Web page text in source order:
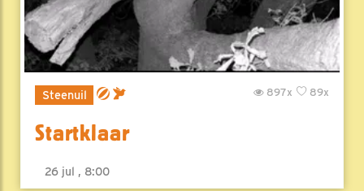
Steenuil 89x
897x
Startklaar
26 jul , 8:00